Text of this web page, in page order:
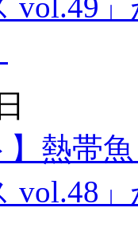
】熱帯
vol.48